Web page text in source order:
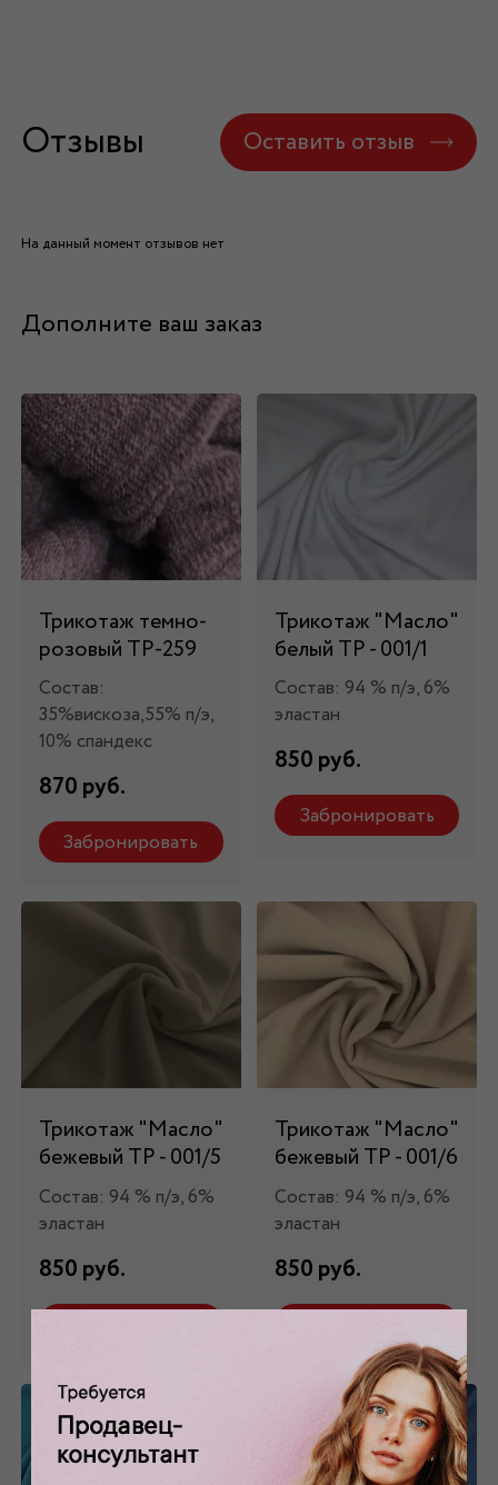
Отзывы Оставить отзыв
На данный момент отзывов нет
Дополните ваш заказ
Трикотаж темно-
розовый ТР-259
Состав:
35%вискоза,55% п/э,
10% спандекс
870 руб.
Забронировать
Трикотаж "Масло"
белый ТР - 001/1
Состав: 94 % п/э, 6%
эластан
850 руб.
Забронировать
Трикотаж "Масло"
бежевый ТР - 001/5
Состав: 94 % п/э, 6%
эластан
850 руб.
Трикотаж "Масло"
бежевый ТР - 001/6
Состав: 94 % п/э, 6%
эластан
850 руб.